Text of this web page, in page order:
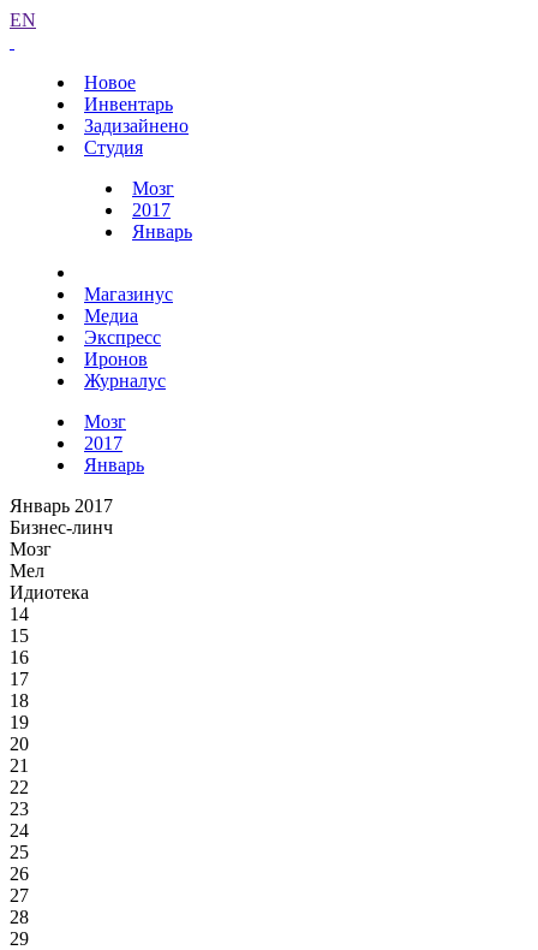
EN
Новое
Инвентарь
Задизайнено
Студия
Мозг
2017
Январь
Магазинус
Медиа
Экспресс
Иронов
Журналус
Мозг
2017
Январь
Январь 2017
Бизнес-линч
Мозг
Мел
Идиотека
14
15
16
17
18
19
20
21
22
23
24
25
26
27
28
29